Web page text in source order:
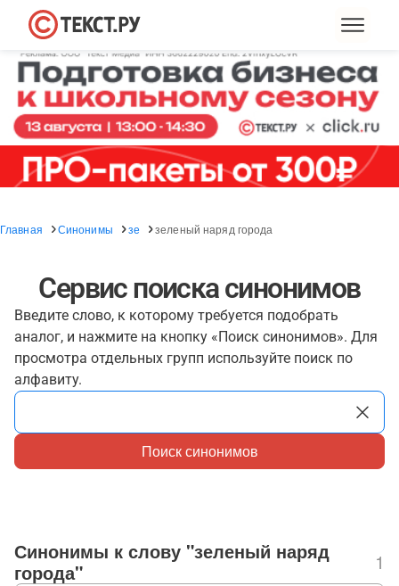
Главная Синонимы зе зеленый наряд города
Сервис поиска синонимов
Введите слово, к которому требуется подобрать
аналог, и нажмите на кнопку «Поиск синонимов». Для
просмотра отдельных групп используйте поиск по
алфавиту.
Поиск синонимов
Синонимы к слову "зеленый наряд
города"
1